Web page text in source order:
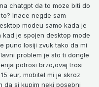
chatgpt da to moze biti do
Inace negde sam
modeu samo kada je
je spojen desktop mode
puno losiji zvuk tako da mi
problem je sto ti dongle
potrosi brzo,ovaj trosi
eur, mobitel mi je skroz
da si kupim neki posebni